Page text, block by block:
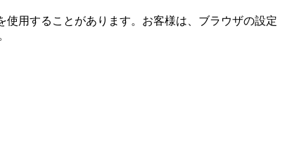
用することがあります。お客様は、ブラウザの設定